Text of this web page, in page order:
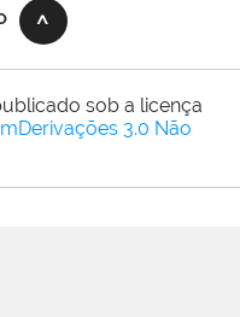
sob a licença
3.0 Não